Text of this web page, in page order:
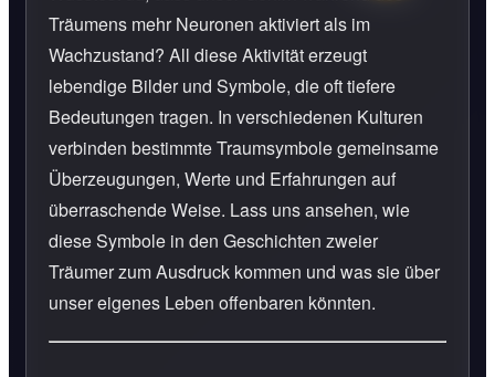
Träumens mehr Neuronen aktiviert als im
Wachzustand? All diese Aktivität erzeugt
lebendige Bilder und Symbole, die oft tiefere
Bedeutungen tragen. In verschiedenen Kulturen
verbinden bestimmte Traumsymbole gemeinsame
Überzeugungen, Werte und Erfahrungen auf
überraschende Weise. Lass uns ansehen, wie
diese Symbole in den Geschichten zweier
Träumer zum Ausdruck kommen und was sie über
unser eigenes Leben offenbaren könnten.